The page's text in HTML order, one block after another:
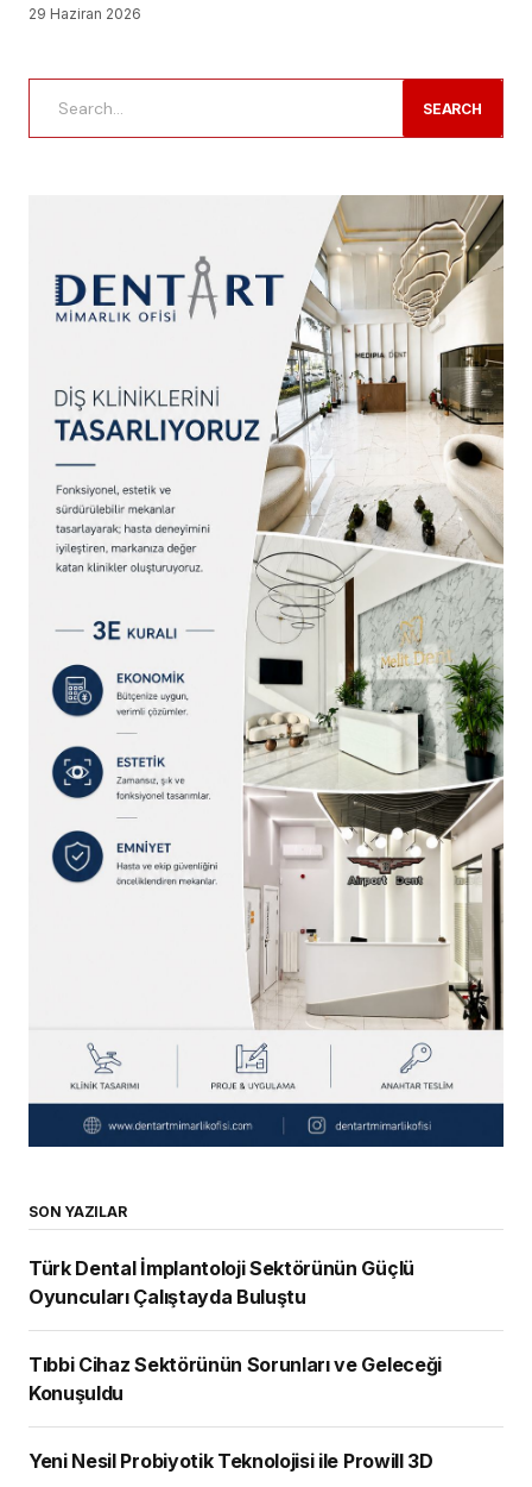
29 Haziran 2026
SEARCH
SON YAZILAR
Türk Dental İmplantoloji Sektörünün Güçlü
Oyuncuları Çalıştayda Buluştu
Tıbbi Cihaz Sektörünün Sorunları ve Geleceği
Konuşuldu
Yeni Nesil Probiyotik Teknolojisi ile Prowill 3D